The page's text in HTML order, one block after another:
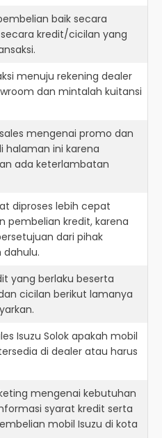
baik secara
kredit/cicilan yang
menuju rekening dealer
dan mintalah kuitansi
mengenai promo dan
halaman ini karena
ada keterlambatan
diproses lebih cepat
pembelian kredit, karena
dari pihak
yang berlaku beserta
cicilan berikut lamanya
Isuzu Solok apakah mobil
di dealer atau harus
mengenai kebutuhan
syarat kredit serta
mobil Isuzu di kota